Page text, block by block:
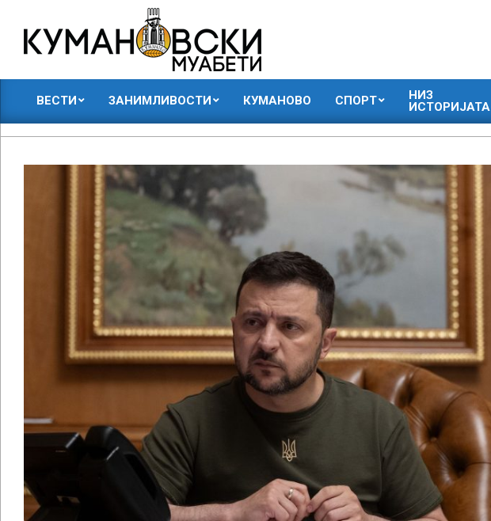
content
КУМАНОВСКИ
МУАБЕТИ
ВЕСТИ ЗАНИМЛИВОСТИ КУМАНОВО СПОРТ
НИЗ
ИСТОРИЈАТА